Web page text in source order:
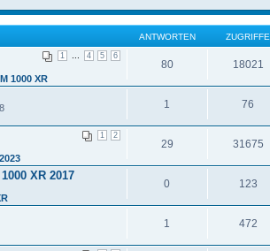
ANTWORTEN ZUGRIFFE
1 4 5 6
1000 XR
80 18021
1 76
1 2
29 31675
XR 2017
0 123
1 472